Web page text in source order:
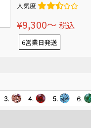
人気度
¥9,300〜 税込
6営業日発送